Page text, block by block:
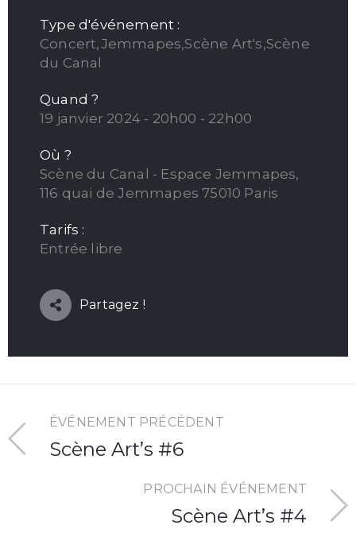
Type d'événement :
Concert,Jemmapes,Scène Art's,Scène
du Canal
Quand ?
19 janvier 2024 - 20h00 - 22h00
Où ?
Scène du Canal - Espace Jemmapes,
116 quai de Jemmapes 75010 Paris
Tarifs :
Entrée libre
Partagez !
ÉVÉNEMENT PRÉCÉDENT
Scène Art’s #6
PROCHAIN ÉVÉNEMENT
Scène Art’s #4